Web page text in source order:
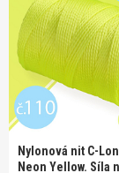
Nylonová nit C-
Neon Yellow. Síla